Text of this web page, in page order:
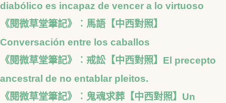
diabólico es incapaz de vencer a lo virtuoso
《閱微草堂筆記》︰馬語【中西對照】
Conversación entre los caballos
《閱微草堂筆記》︰戒訟【中西對照】El precepto
ancestral de no entablar pleitos.
《閱微草堂筆記》︰鬼魂求葬【中西對照】Un